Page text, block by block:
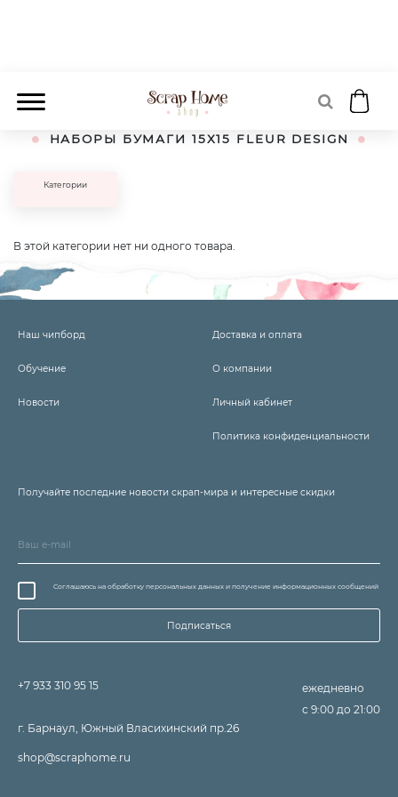
Наборы бумаги 15Х15 FLEUR design
НАБОРЫ БУМАГИ 15Х15 FLEUR DESIGN
Категории
В этой категории нет ни одного товара.
Наш чипборд
Обучение
Новости
Доставка и оплата
О компании
Личный кабинет
Политика конфиденциальности
Получайте последние новости скрап-мира и интересные скидки
Соглашаюсь на обработку персональных данных и получение информационных сообщений
Подписаться
+7 933 310 95 15
г. Барнаул, Южный Власихинский пр.26
shop@scraphome.ru
ежедневно
с 9:00 до 21:00